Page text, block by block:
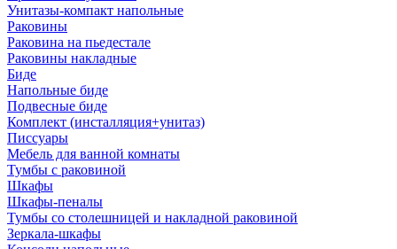
Унитазы-компакт напольные
Раковины
Раковина на пьедестале
Раковины накладные
Биде
Напольные биде
Подвесные биде
Комплект (инсталляция+унитаз)
Писсуары
Мебель для ванной комнаты
Тумбы с раковиной
Шкафы
Шкафы-пеналы
Тумбы со столешницей и накладной раковиной
Зеркала-шкафы